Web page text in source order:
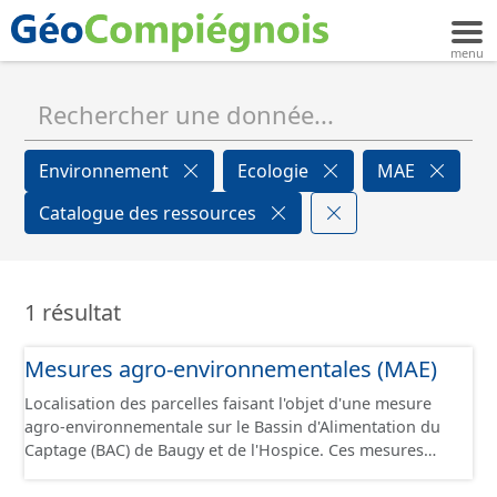
Environnement Ecologie
MAE
Catalogue des ressources
1 résultat
Mesures agro-environnementales (MAE)
Localisation des parcelles faisant l'objet d'une mesure
agro-environnementale sur le Bassin d'Alimentation du
Captage (BAC) de Baugy et de l'Hospice. Ces mesures